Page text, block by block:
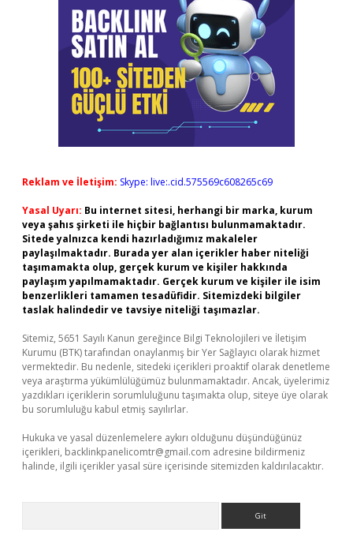
Reklam ve İletişim: Skype: live:.cid.575569c608265c69
Yasal Uyarı: Bu internet sitesi, herhangi bir marka, kurum
veya şahıs şirketi ile hiçbir bağlantısı bulunmamaktadır.
Sitede yalnızca kendi hazırladığımız makaleler
paylaşılmaktadır. Burada yer alan içerikler haber niteliği
taşımamakta olup, gerçek kurum ve kişiler hakkında
paylaşım yapılmamaktadır. Gerçek kurum ve kişiler ile isim
benzerlikleri tamamen tesadüfidir. Sitemizdeki bilgiler
taslak halindedir ve tavsiye niteliği taşımazlar.
Sitemiz, 5651 Sayılı Kanun gereğince Bilgi Teknolojileri ve İletişim
Kurumu (BTK) tarafından onaylanmış bir Yer Sağlayıcı olarak hizmet
vermektedir. Bu nedenle, sitedeki içerikleri proaktif olarak denetleme
veya araştırma yükümlülüğümüz bulunmamaktadır. Ancak, üyelerimiz
yazdıkları içeriklerin sorumluluğunu taşımakta olup, siteye üye olarak
bu sorumluluğu kabul etmiş sayılırlar.
Hukuka ve yasal düzenlemelere aykırı olduğunu düşündüğünüz
içerikleri, backlinkpanelicomtr@gmail.com adresine bildirmeniz
halinde, ilgili içerikler yasal süre içerisinde sitemizden kaldırılacaktır.